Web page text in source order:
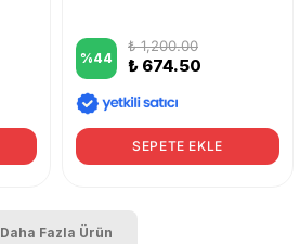
%44
₺ 1,200.00
₺ 674.50
SEPETE EKLE
Daha Fazla Ürün